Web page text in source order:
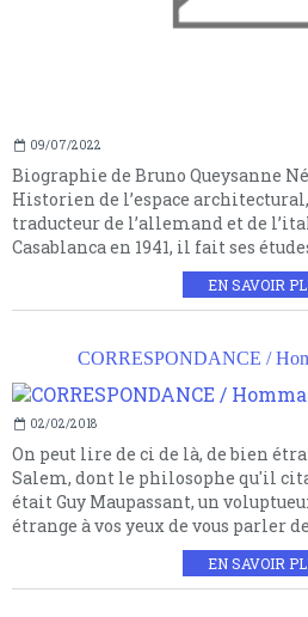
09/07/2022
Biographie de Bruno Queysanne Né
Historien de l’espace
traducteur de l’allemand et de
Casablanca en 1941, il fait ses
EN SAVOIR
CORRESPONDANCE /
02/02/2018
On peut lire de ci de là, de bien
Salem, dont le philosophe qu'il
était Guy Maupassant, un
étrange à vos yeux de vous parler de
EN SAVOIR